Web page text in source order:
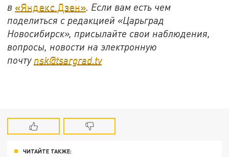
в «Яндекс.Дзен» . Если вам есть чем
поделиться с редакцией «Царьград
Новосибирск», присылайте свои наблюдения,
вопросы, новости на электронную
почту nsk@tsargrad.tv
ЧИТАЙТЕ ТАКЖЕ: